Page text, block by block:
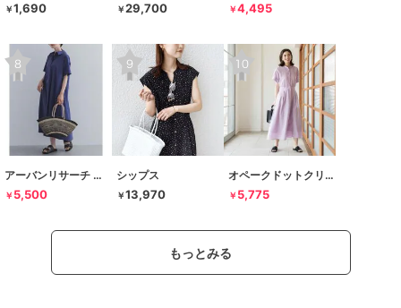
￥1,690 ￥29,700 ￥4,495
アーバンリサーチ ドアーズ
￥ 5,500
シップス
￥13,970
オペークドットクリップ
￥ 5,775
もっとみる